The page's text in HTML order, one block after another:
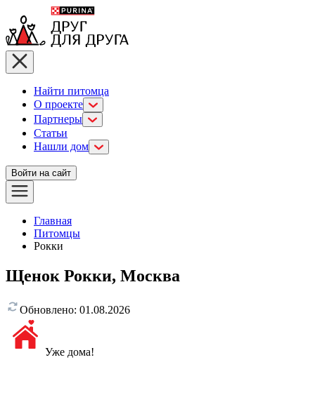
Найти питомца
О проекте
Партнеры
Статьи
Нашли дом
Войти на сайт
Главная
Питомцы
Рокки
Щенок Рокки, Москва
Обновлено: 01.08.2026
Уже дома!